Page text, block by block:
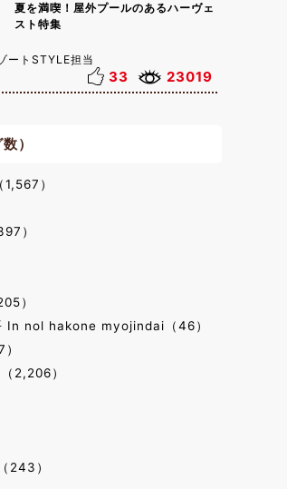
夏を満喫！屋外プールのあるハーヴェ
スト特集
ートSTYLE担当
33 23019
）
）
）
）
In nol hakone myojindai（46）
2,206）
243）